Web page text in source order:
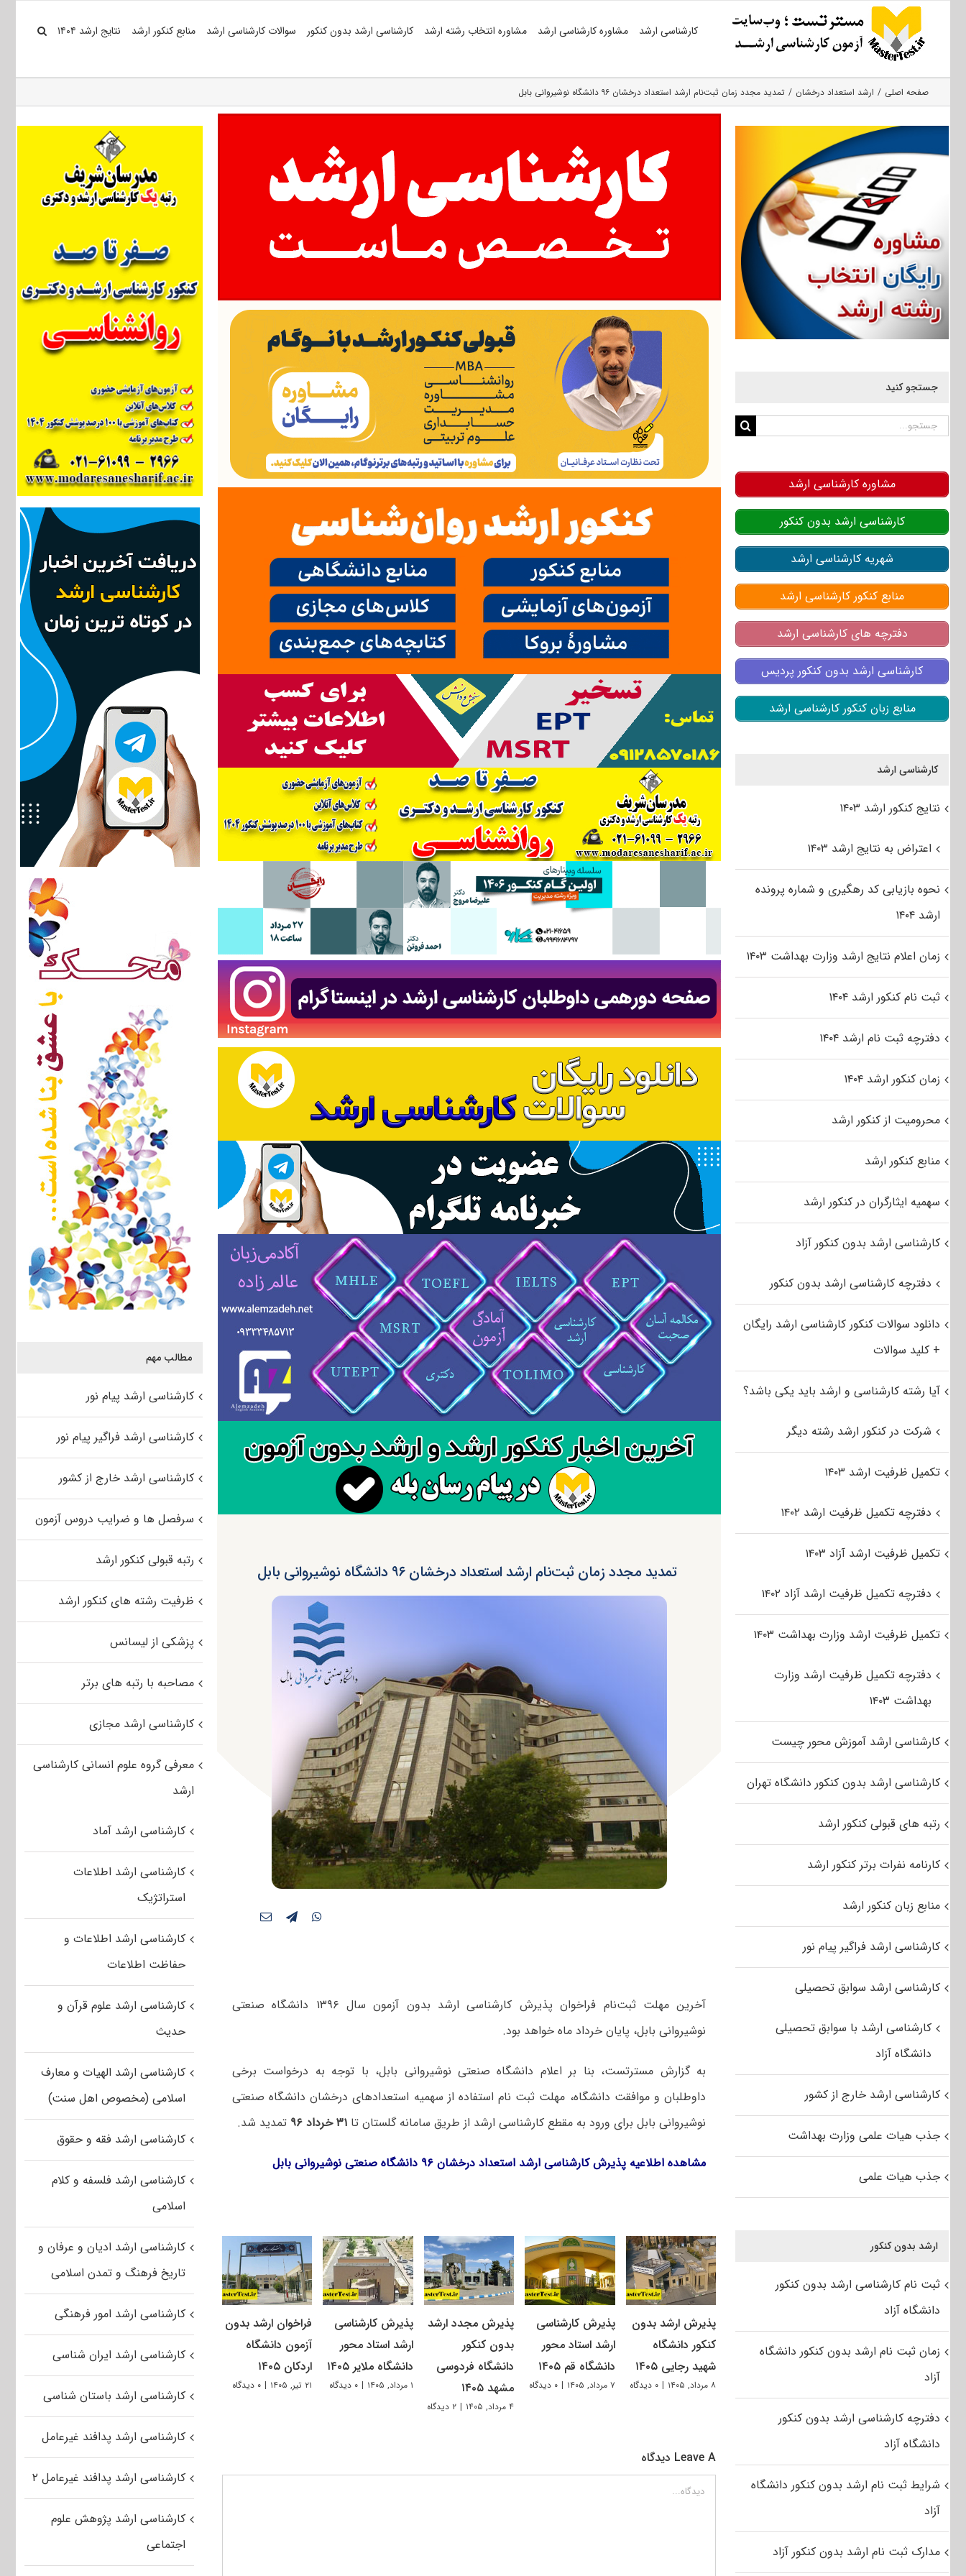
کارشناسی ارشد مشاوره کارشناسی ارشد مشاوره انتخاب رشته ارشد کارشناسی ارشد بدون کنکور سوالات کارشناسی ارشد منابع کنکور ارشد نتایج ارشد ۱۴۰۴
صفحه اصلی ارشد استعداد درخشان تمدید مجدد زمان ثبت‌نام ارشد استعداد درخشان ۹۶ دانشگاه نوشیروانی بابل
تمدید مجدد زمان ثبت‌نام ارشد استعداد درخشان ۹۶ دانشگاه نوشیروانی بابل
آخرین مهلت ثبت‌نام فراخوان پذیرش کارشناسی ارشد بدون آزمون سال ۱۳۹۶ دانشگاه صنعتی
نوشیروانی بابل، پایان خرداد ماه خواهد بود.
به گزارش مسترتست، بنا بر اعلام دانشگاه صنعتی نوشیروانی بابل، با توجه به درخواست برخی
داوطلبان و موافقت دانشگاه، مهلت ثبت نام استفاده از سهمیه استعدادهای درخشان دانشگاه صنعتی
نوشیروانی بابل برای ورود به مقطع کارشناسی ارشد از طریق سامانه گلستان تا
تمدید شد.
مشاهده اطلاعیه پذیرش کارشناسی ارشد استعداد درخشان ۹۶ دانشگاه صنعتی نوشیروانی بابل
پذیرش ارشد بدون
کنکور دانشگاه
شهید رجایی ۱۴۰۵
۸ مرداد, ۱۴۰۵ | ۰ دیدگاه
پذیرش کارشناسی
ارشد استاد محور
دانشگاه قم ۱۴۰۵
۷ مرداد, ۱۴۰۵ | ۰ دیدگاه
پذیرش مجدد ارشد
بدون کنکور
دانشگاه فردوسی
مشهد ۱۴۰۵
۴ مرداد, ۱۴۰۵ | ۲ دیدگاه
پذیرش کارشناسی
ارشد استاد محور
دانشگاه ملایر ۱۴۰۵
۱ مرداد, ۱۴۰۵ | ۰ دیدگاه
فراخوان ارشد بدون
آزمون دانشگاه
اردکان ۱۴۰۵
۲۱ تیر, ۱۴۰۵ | ۰ دیدگاه
Leave A دیدگاه
دیدگاه
مطالب مهم
کارشناسی ارشد پیام نور
کارشناسی ارشد فراگیر پیام نور
کارشناسی ارشد خارج از کشور
سرفصل ها و ضرایب دروس آزمون
رتبه قبولی کنکور ارشد
ظرفیت رشته های کنکور ارشد
پزشکی از لیسانس
مصاحبه با رتبه های برتر
کارشناسی ارشد مجازی
معرفی گروه علوم انسانی کارشناسی
ارشد
کارشناسی ارشد آماد
کارشناسی ارشد اطلاعات
استراتژیک
کارشناسی ارشد اطلاعات و
حفاظت اطلاعات
کارشناسی ارشد علوم قرآن و
حدیث
کارشناسی ارشد الهیات و معارف
اسلامی (مخصوص اهل سنت)
کارشناسی ارشد فقه و حقوق
کارشناسی ارشد فلسفه و کلام
اسلامی
کارشناسی ارشد ادیان و عرفان و
تاریخ فرهنگ و تمدن اسلامی
کارشناسی ارشد امور فرهنگی
کارشناسی ارشد ایران شناسی
کارشناسی ارشد باستان شناسی
کارشناسی ارشد پدافند غیرعامل
کارشناسی ارشد پدافند غیرعامل ۲
کارشناسی ارشد پژوهش علوم
اجتماعی
جستجو کنید
جستجو
مشاوره کارشناسی ارشد
کارشناسی ارشد بدون کنکور
شهریه کارشناسی ارشد
منابع کنکور کارشناسی ارشد
دفترچه های کارشناسی ارشد
کارشناسی ارشد بدون کنکور پردیس
منابع زبان کنکور کارشناسی ارشد
کارشناسی ارشد
نتایج کنکور ارشد ۱۴۰۳
اعتراض به نتایج ارشد ۱۴۰۳
نحوه بازیابی کد رهگیری و شماره پرونده
ارشد ۱۴۰۴
زمان اعلام نتایج ارشد وزارت بهداشت ۱۴۰۳
ثبت نام کنکور ارشد ۱۴۰۴
دفترچه ثبت نام ارشد ۱۴۰۴
زمان کنکور ارشد ۱۴۰۴
محرومیت از کنکور ارشد
منابع کنکور ارشد
سهمیه ایثارگران در کنکور ارشد
کارشناسی ارشد بدون کنکور آزاد
دفترچه کارشناسی ارشد بدون کنکور
دانلود سوالات کنکور کارشناسی ارشد رایگان
+ کلید سوالات
آیا رشته کارشناسی و ارشد باید یکی باشد؟
شرکت در کنکور ارشد رشته دیگر
تکمیل ظرفیت ارشد ۱۴۰۳
دفترچه تکمیل ظرفیت ارشد ۱۴۰۲
تکمیل ظرفیت ارشد آزاد ۱۴۰۳
دفترچه تکمیل ظرفیت ارشد آزاد ۱۴۰۲
تکمیل ظرفیت ارشد وزارت بهداشت ۱۴۰۳
دفترچه تکمیل ظرفیت ارشد وزارت
بهداشت ۱۴۰۳
کارشناسی ارشد آموزش محور چیست
کارشناسی ارشد بدون کنکور دانشگاه تهران
رتبه های قبولی کنکور ارشد
کارنامه نفرات برتر کنکور ارشد
منابع زبان کنکور ارشد
کارشناسی ارشد فراگیر پیام نور
کارشناسی ارشد سوابق تحصیلی
کارشناسی ارشد با سوابق تحصیلی
دانشگاه آزاد
کارشناسی ارشد خارج از کشور
جذب هیات علمی وزارت بهداشت
جذب هیات علمی
ارشد بدون کنکور
ثبت نام کارشناسی ارشد بدون کنکور
دانشگاه آزاد
زمان ثبت نام ارشد بدون کنکور دانشگاه
آزاد
دفترچه کارشناسی ارشد بدون کنکور
دانشگاه آزاد
شرایط ثبت نام ارشد بدون کنکور دانشگاه
آزاد
مدارک ثبت نام ارشد بدون کنکور آزاد